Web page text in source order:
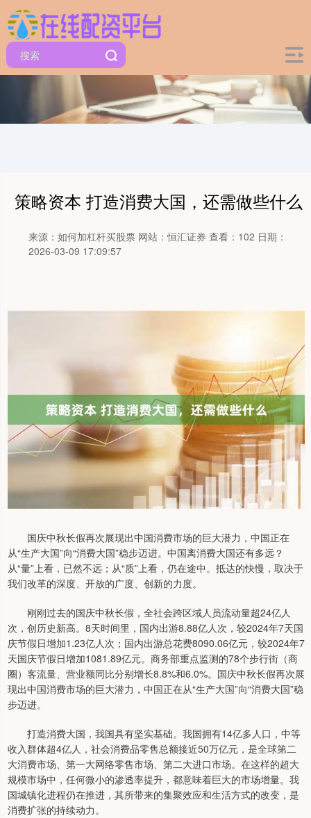
策略资本 打造消费大国，还需做些什么
来源：如何加杠杆买股票 网站：恒汇证券 查看：102 日期：
2026-03-09 17:09:57
国庆中秋长假再次展现出中国消费市场的巨大潜力，中国正在
从“生产大国”向“消费大国”稳步迈进。中国离消费大国还有多远？
从“量”上看，已然不远；从“质”上看，仍在途中。抵达的快慢，取决于
我们改革的深度、开放的广度、创新的力度。
刚刚过去的国庆中秋长假，全社会跨区域人员流动量超24亿人
次，创历史新高。8天时间里，国内出游8.88亿人次，较2024年7天国
庆节假日增加1.23亿人次；国内出游总花费8090.06亿元，较2024年7
天国庆节假日增加1081.89亿元。商务部重点监测的78个步行街（商
圈）客流量、营业额同比分别增长8.8%和6.0%。国庆中秋长假再次展
现出中国消费市场的巨大潜力，中国正在从“生产大国”向“消费大国”稳
步迈进。
打造消费大国，我国具有坚实基础。我国拥有14亿多人口，中等
收入群体超4亿人，社会消费品零售总额接近50万亿元，是全球第二
大消费市场、第一大网络零售市场、第二大进口市场。在这样的超大
规模市场中，任何微小的渗透率提升，都意味着巨大的市场增量。我
国城镇化进程仍在推进，其所带来的集聚效应和生活方式的改变，是
消费扩张的持续动力。